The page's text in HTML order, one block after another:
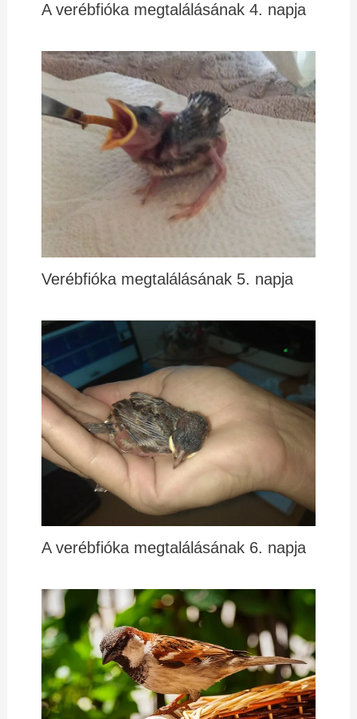
A verébfióka megtalálásának 4. napja
Verébfióka megtalálásának 5. napja
A verébfióka megtalálásának 6. napja